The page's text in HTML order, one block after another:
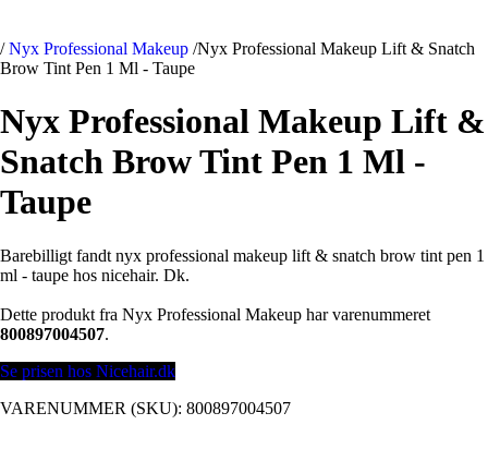
/ Nyx Professional Makeup /Nyx Professional Makeup Lift & Snatch
Brow Tint Pen 1 Ml - Taupe
Nyx Professional Makeup Lift &
Snatch Brow Tint Pen 1 Ml -
Taupe
Barebilligt fandt nyx professional makeup lift & snatch brow tint pen 1
ml - taupe hos nicehair. Dk.
Dette produkt fra Nyx Professional Makeup har varenummeret
800897004507.
Se prisen hos Nicehair.dk
VARENUMMER (SKU): 800897004507